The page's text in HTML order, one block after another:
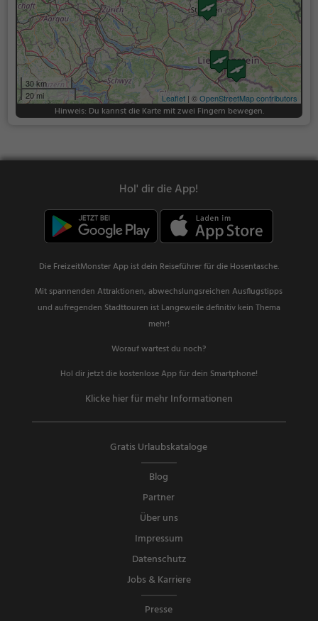
30 km
20 mi
Leaflet | ©OpenStreetMap contributors
Hinweis: Du kannst die Karte mit zwei Fingern bewegen.
Hol' dir die App!
Die FreizeitMonster App ist dein Reiseführer für die Hosentasche.
Mit spannenden Attraktionen, abwechslungsreichen Ausflugstipps
und aufregenden Stadttouren ist Langeweile definitiv kein Thema
mehr!
Worauf wartest du noch?
Hol dir jetzt die kostenlose App für dein Smartphone!
Klicke hier für mehr Informationen
Gratis Urlaubskataloge
Blog
Partner
Über uns
Impressum
Datenschutz
Jobs & Karriere
Presse